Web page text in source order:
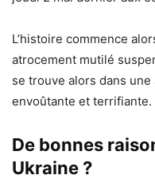
L’histoire commence
atrocement mutilé
se trouve alors dans
envoûtante et terrifiante.
De bonnes
Ukraine ?